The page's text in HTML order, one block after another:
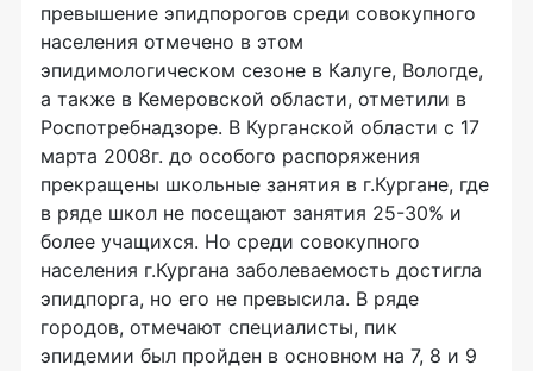
превышение эпидпорогов среди совокупного
населения отмечено в этом
эпидимологическом сезоне в Калуге, Вологде,
а также в Кемеровской области, отметили в
Роспотребнадзоре. В Курганской области с 17
марта 2008г. до особого распоряжения
прекращены школьные занятия в г.Кургане, где
в ряде школ не посещают занятия 25-30% и
более учащихся. Но среди совокупного
населения г.Кургана заболеваемость достигла
эпидпорга, но его не превысила. В ряде
городов, отмечают специалисты, пик
эпидемии был пройден в основном на 7, 8 и 9